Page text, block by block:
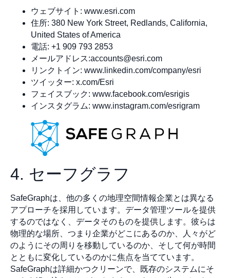
ウェブサイト: www.esri.com
住所: 380 New York Street, Redlands, California,
United States of America
電話: +1 909 793 2853
メールアドレス:accounts@esri.com
リンクトイン: www.linkedin.com/company/esri
ツイッター: x.com/Esri
フェイスブック: www.facebook.com/esrigis
インスタグラム: www.instagram.com/esrigram
4. セーフグラフ
SafeGraphは、他の多くの地理空間情報企業とは異なる
アプローチを採用しています。データ管理ツールを提供
するのではなく、データそのものを提供します。彼らは
物理的な場所、つまり企業がどこにあるのか、人々がど
のようにその周りを移動しているのか、そして何が時間
とともに変化しているのかに焦点を当てています。
SafeGraphは詳細かつクリーンで、既存のシステムにそ